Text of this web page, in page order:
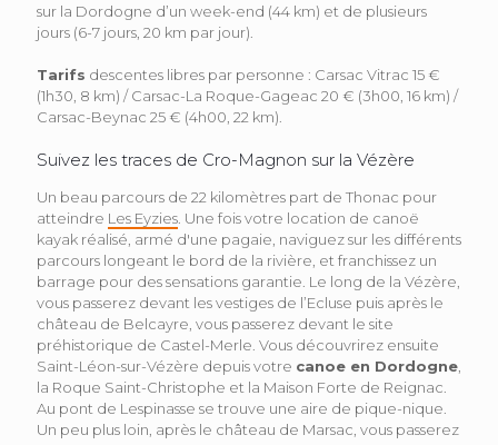
sur la Dordogne d’un week-end (44 km) et de plusieurs
jours (6-7 jours, 20 km par jour).
Tarifs descentes libres par personne : Carsac Vitrac 15 €
(1h30, 8 km) / Carsac-La Roque-Gageac 20 € (3h00, 16 km) /
Carsac-Beynac 25 € (4h00, 22 km).
Suivez les traces de Cro-Magnon sur la Vézère
Un beau parcours de 22 kilomètres part de Thonac pour
atteindre Les Eyzies . Une fois votre location de canoë
kayak réalisé, armé d'une pagaie, naviguez sur les différents
parcours longeant le bord de la rivière, et franchissez un
barrage pour des sensations garantie. Le long de la Vézère,
vous passerez devant les vestiges de l’Ecluse puis après le
château de Belcayre, vous passerez devant le site
préhistorique de Castel-Merle. Vous découvrirez ensuite
Saint-Léon-sur-Vézère depuis votre canoe en Dordogne
la Roque Saint-Christophe et la Maison Forte de Reignac.
Au pont de Lespinasse se trouve une aire de pique-nique.
Un peu plus loin, après le château de Marsac, vous passerez